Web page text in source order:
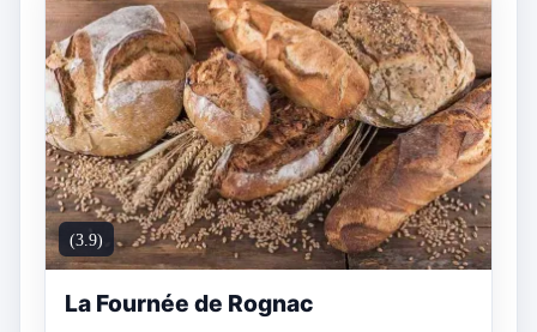
(3.9)
La Fournée de Rognac